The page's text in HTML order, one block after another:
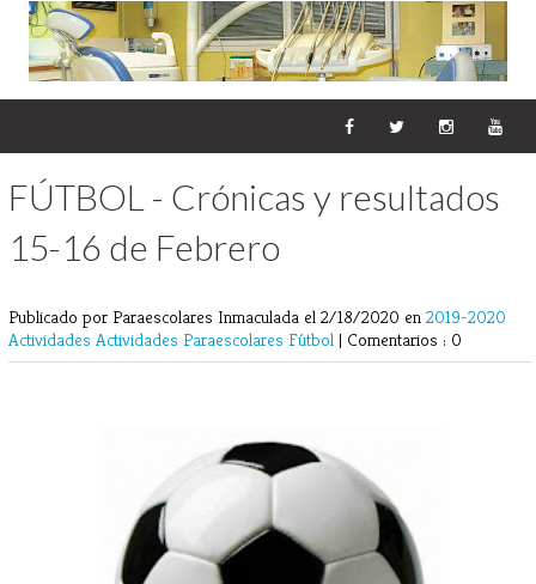
FÚTBOL - Crónicas y resultados
15-16 de Febrero
Publicado por Paraescolares Inmaculada el 2/18/2020 en 2019-2020
Actividades Actividades Paraescolares Fútbol | Comentarios : 0